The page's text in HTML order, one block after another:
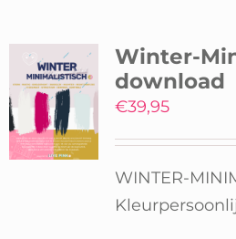
Winter-
download
€39,95
WINTER-